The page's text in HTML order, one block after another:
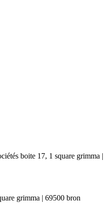
boite 17, 1 square grimma |
grimma | 69500 bron